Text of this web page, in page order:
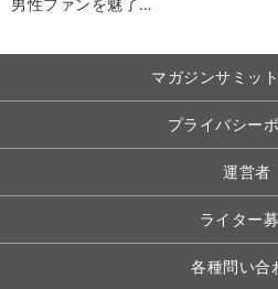
男性ファンを魅了…
マガジンサミッ
プライバシー
運営者
ライター
各種問い合